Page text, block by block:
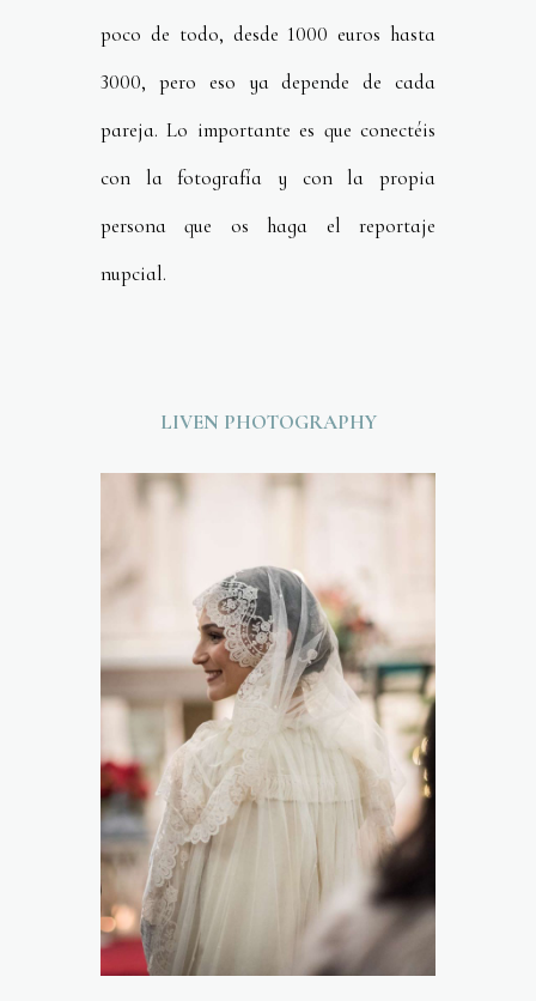
poco de todo, desde 1000 euros hasta
3000, pero eso ya depende de cada
pareja. Lo importante es que conectéis
con la fotografía y con la propia
persona que os haga el reportaje
nupcial.
LIVEN PHOTOGRAPHY